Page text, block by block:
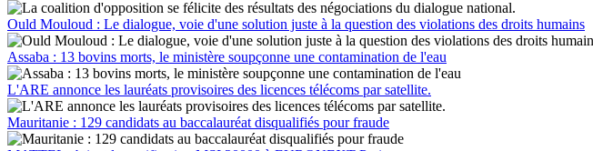
Ould Mouloud : Le dialogue, voie d'une solution juste à la question des violations des droits humains
Assaba : 13 bovins morts, le ministère soupçonne une contamination de l'eau
L'ARE annonce les lauréats provisoires des licences télécoms par satellite.
Mauritanie : 129 candidats au baccalauréat disqualifiés pour fraude